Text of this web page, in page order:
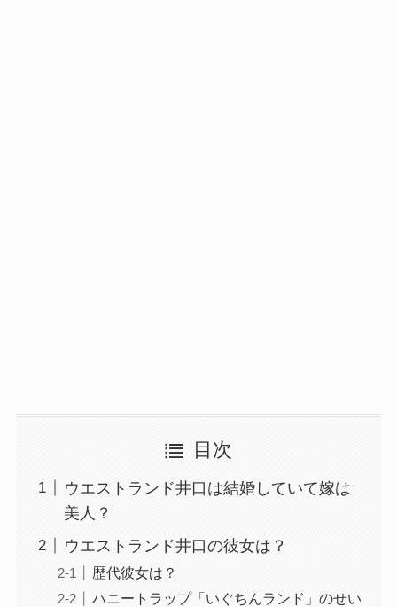
目次
ウエストランド井口は結婚していて嫁は
美人？
ウエストランド井口の彼女は？
歴代彼女は？
ハニートラップ「いぐちんランド」のせい